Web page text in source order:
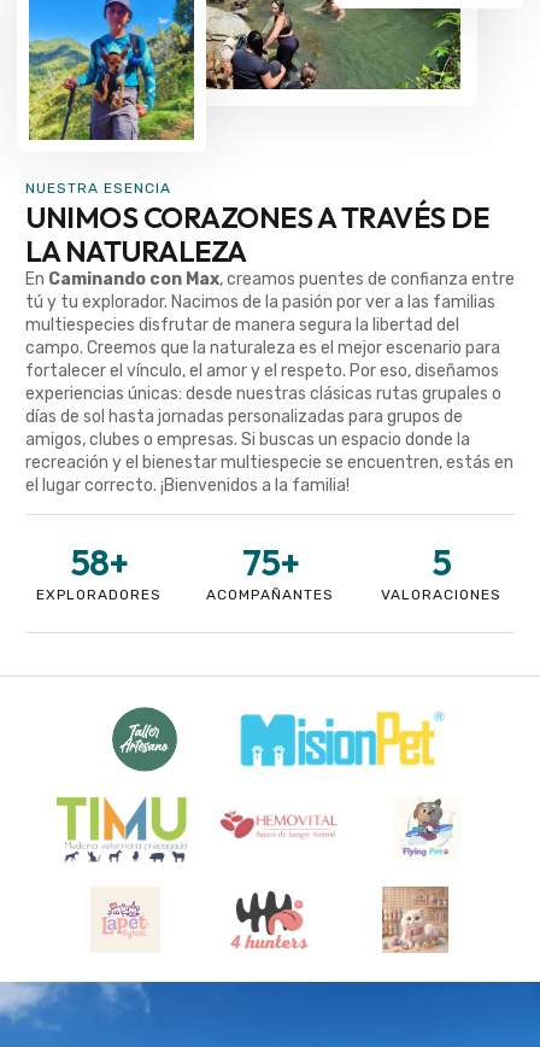
NUESTRA ESENCIA
UNIMOS CORAZONES A TRAVÉS DE
LA NATURALEZA
En Caminando con Max, creamos puentes de confianza entre
tú y tu explorador. Nacimos de la pasión por ver a las familias
multiespecies disfrutar de manera segura la libertad del
campo. Creemos que la naturaleza es el mejor escenario para
fortalecer el vínculo, el amor y el respeto. Por eso, diseñamos
experiencias únicas: desde nuestras clásicas rutas grupales o
días de sol hasta jornadas personalizadas para grupos de
amigos, clubes o empresas. Si buscas un espacio donde la
recreación y el bienestar multiespecie se encuentren, estás en
el lugar correcto. ¡Bienvenidos a la familia!
EXPLORADORES
58+
ACOMPAÑANTES
75+
VALORACIONES
5